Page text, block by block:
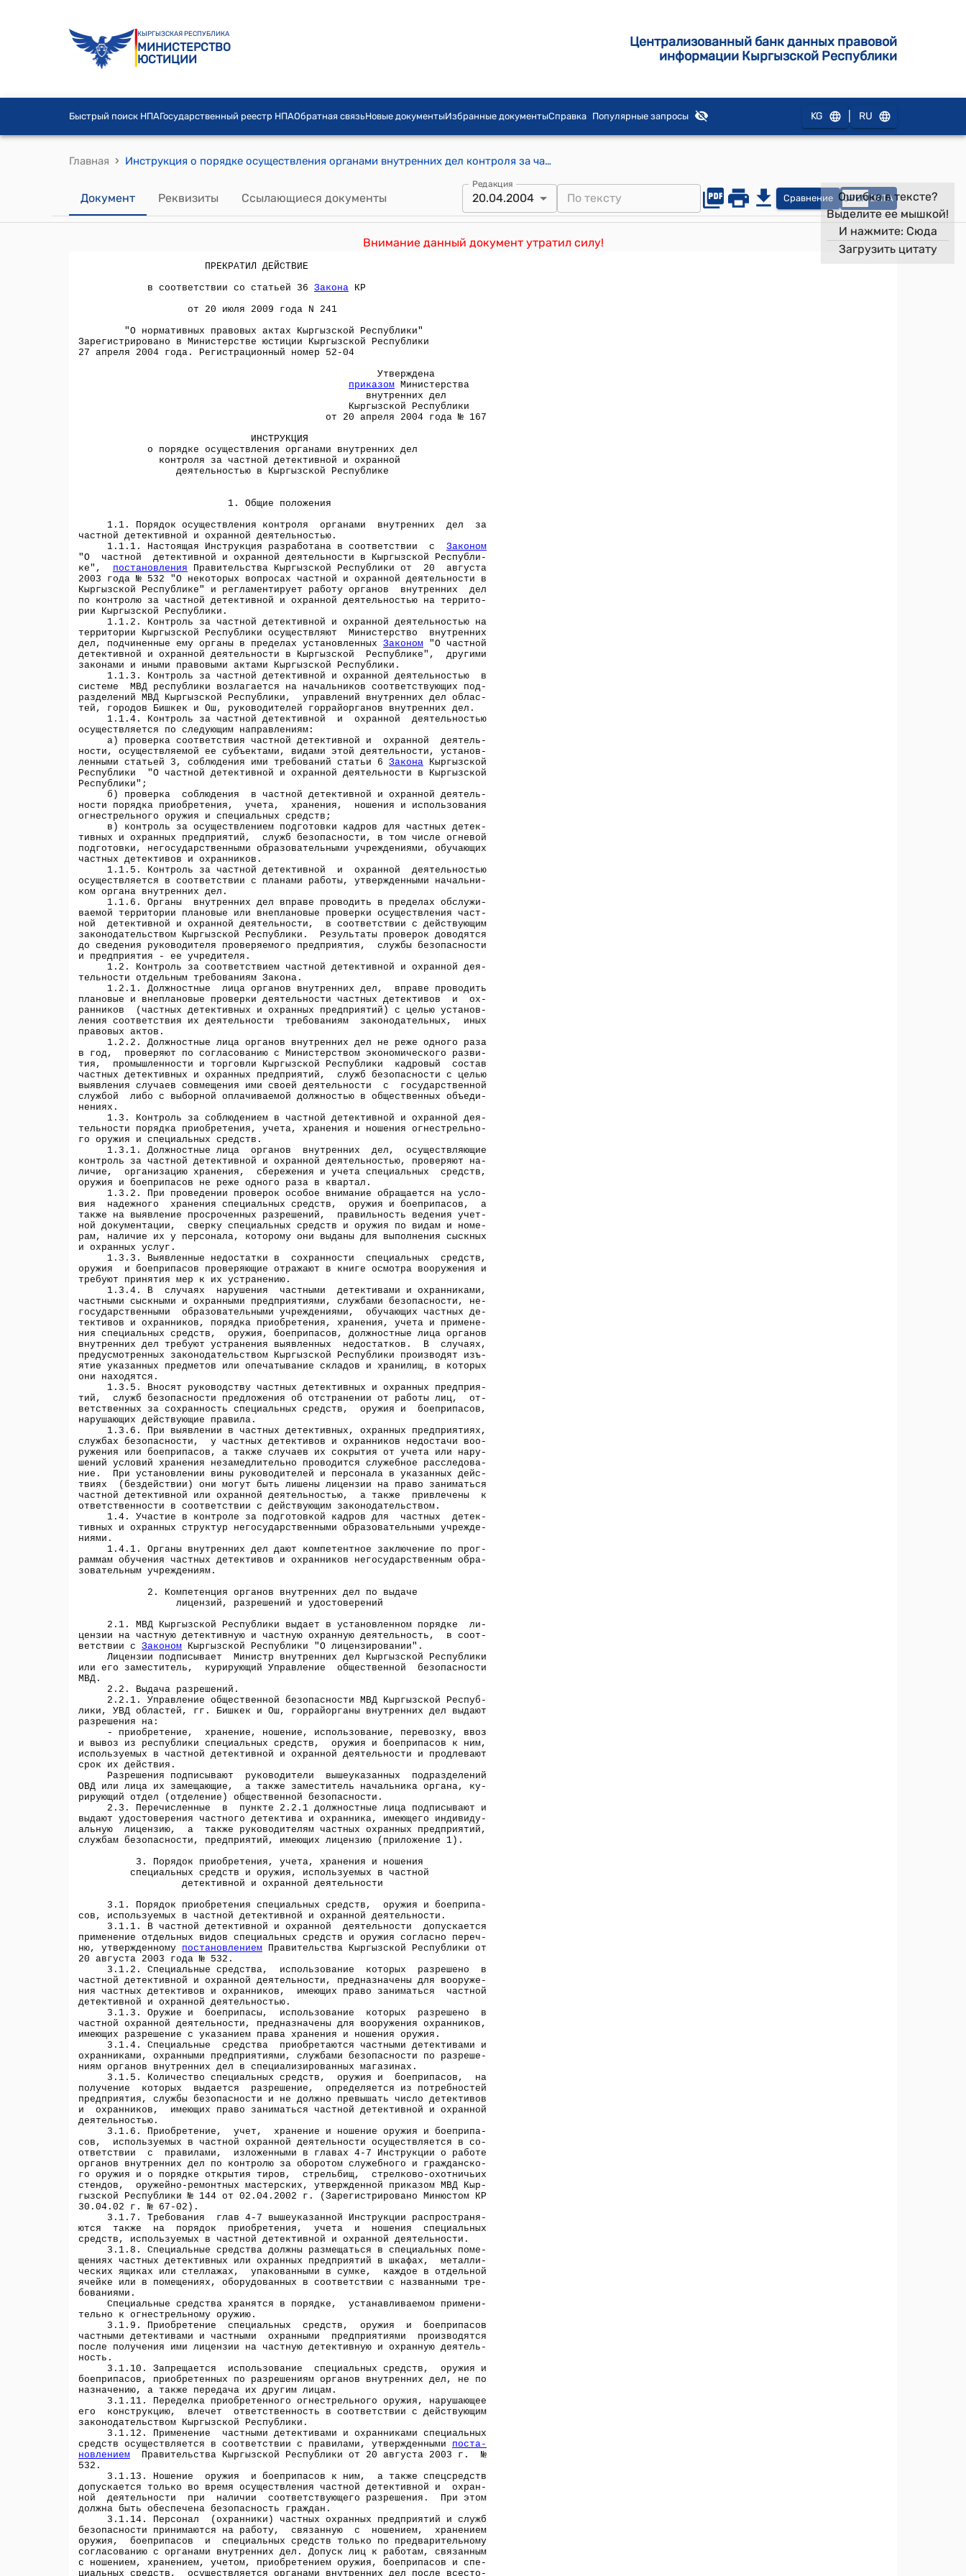
КЫРГЫЗСКАЯ РЕСПУБЛИКА
МИНИСТЕРСТВО
ЮСТИЦИИ
Централизованный банк данных правовой
информации Кыргызской Республики
Быстрый поиск НПАГосударственный реестр НПАОбратная связьНовые документыИзбранные документыСправка Популярные запросы KG RU
Главная › Инструкция о порядке осуществления органами внутренних дел контроля за частной детективной и охранной деятельностью в Кыргызской Республике ( Утверждена приказом Министерства внутренних дел Кыргызской Республики от 20 апреля 2004 года № 167)
Документ Реквизиты Ссылающиеся документы
Редакция
20.04.2004 Сравнение OPEN DATA
Внимание данный документ утратил силу!
Ошибка в тексте?
Выделите ее мышкой!
И нажмите: Сюда
Загрузить цитату